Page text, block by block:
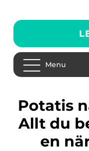
Menu
Potatis näringsinnehåll:
Allt du
en